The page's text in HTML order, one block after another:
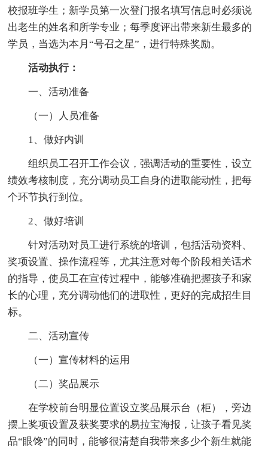
校报班学生；新学员第一次登门报名填写信息时必须说
出老生的姓名和所学专业；每季度评出带来新生最多的
学员，当选为本月“号召之星”，进行特殊奖励。
活动执行：
一、活动准备
（一）人员准备
1、做好内训
组织员工召开工作会议，强调活动的重要性，设立
绩效考核制度，充分调动员工自身的进取能动性，把每
个环节执行到位。
2、做好培训
针对活动对员工进行系统的培训，包括活动资料、
奖项设置、操作流程等，尤其注意对每个阶段相关话术
的指导，使员工在宣传过程中，能够准确把握孩子和家
长的心理，充分调动他们的进取性，更好的完成招生目
标。
二、活动宣传
（一）宣传材料的运用
（二）奖品展示
在学校前台明显位置设立奖品展示台（柜），旁边
摆上奖项设置及获奖要求的易拉宝海报，让孩子看见奖
品“眼馋”的同时，能够很清楚自我带来多少个新生就能